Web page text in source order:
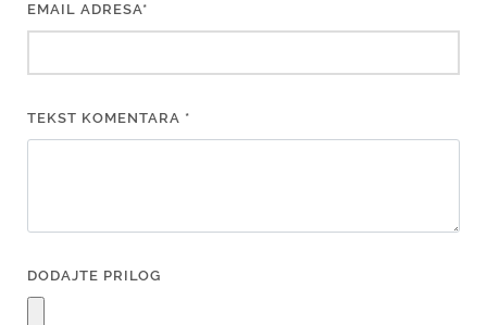
EMAIL ADRESA*
TEKST KOMENTARA *
DODAJTE PRILOG